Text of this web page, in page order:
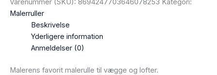
Varenummer (SKU): 8694247703646078253 Kategori:
Malerruller
Beskrivelse
Yderligere information
Anmeldelser (0)
Malerens favorit malerulle til vægge og lofter.